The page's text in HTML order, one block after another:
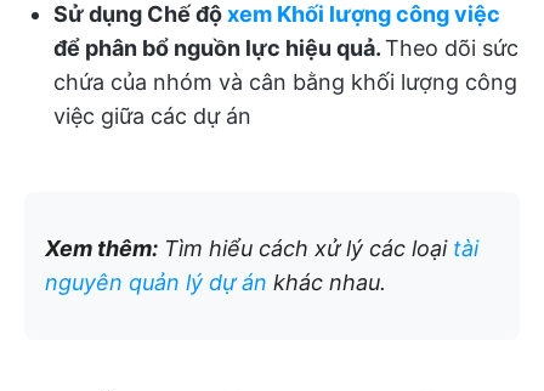
Sử dụng Chế độxem Khối lượng công việc
để phân bổ nguồn lực hiệu quả.Theo dõi sức
chứa của nhóm và cân bằng khối lượng công
việc giữa các dự án
Xem thêm: Tìm hiểu cách xử lý các loại tài
nguyên quản lý dự án khác nhau.